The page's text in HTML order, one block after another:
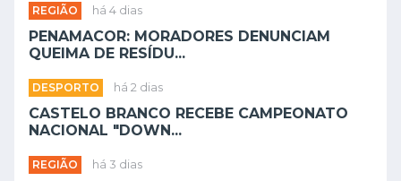
REGIÃO há 4 dias
PENAMACOR: MORADORES DENUNCIAM
QUEIMA DE RESÍDU...
DESPORTO há 2 dias
CASTELO BRANCO RECEBE CAMPEONATO
NACIONAL "DOWN...
REGIÃO há 3 dias